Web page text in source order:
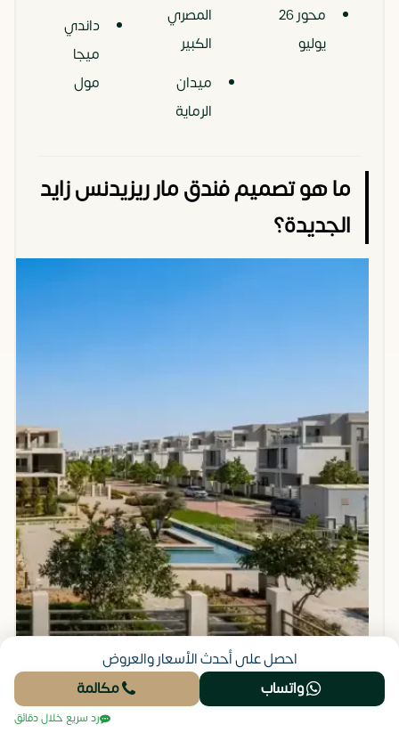
محور 26
يوليو
المصري
الكبير
ميدان
الرماية
داندي
ميجا
مول
ما هو تصميم فندق مار ريزيدنس زايد
الجديدة؟
شقق فندقية للبيع في فندق مار ريزيدنس المراسم زايد الجديدة
شركة مراسم للتطوير العقاري تعاقدت مع شركة روتانا لإدارة
احصل على أحدث الأسعار والعروض
واتساب
مكالمة
رد سريع خلال دقائق